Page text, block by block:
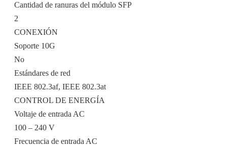
Cantidad de ranuras del módulo SFP
2
CONEXIÓN
Soporte 10G
No
Estándares de red
IEEE 802.3af, IEEE 802.3at
CONTROL DE ENERGÍA
Voltaje de entrada AC
100 – 240 V
Frecuencia de entrada AC